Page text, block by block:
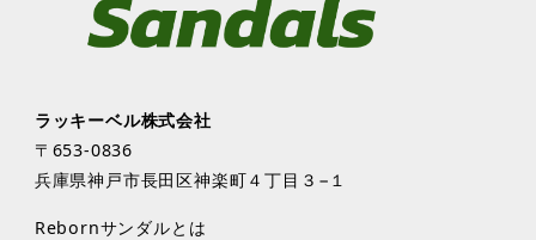
ラッキーベル株式会社
〒653-0836
兵庫県神戸市長田区神楽町４丁目３−１
Rebornサンダルとは